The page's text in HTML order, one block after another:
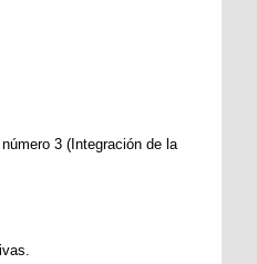
3 (Integración de la